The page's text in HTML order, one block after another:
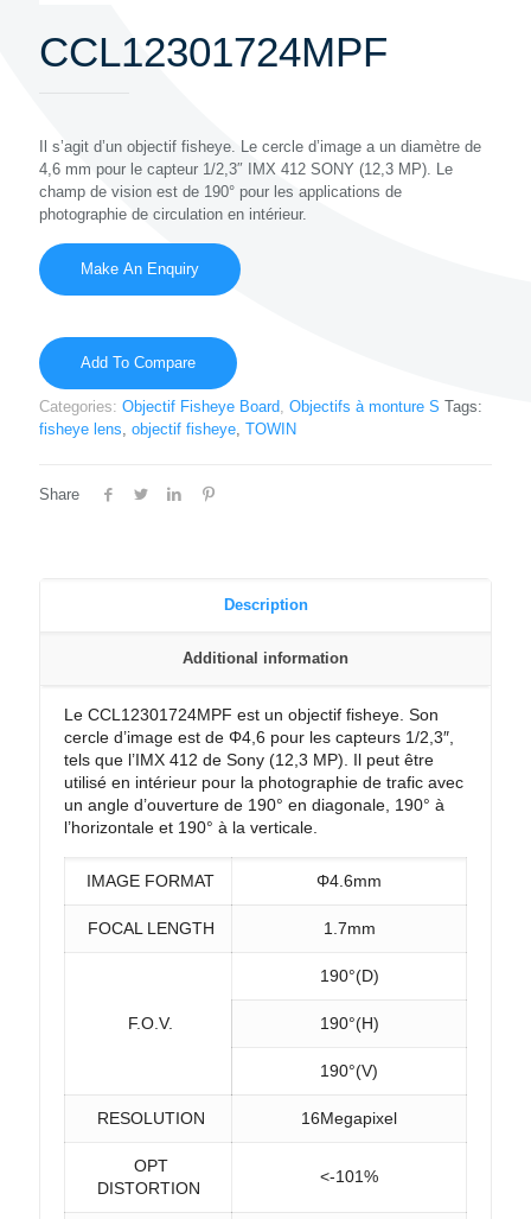
CCL12301724MPF
Il s’agit d’un objectif fisheye. Le cercle d’image a un diamètre de
4,6 mm pour le capteur 1/2,3″ IMX 412 SONY (12,3 MP). Le
champ de vision est de 190° pour les applications de
photographie de circulation en intérieur.
Add To Compare
Categories: Objectif Fisheye Board, Objectifs à monture S Tags:
fisheye lens, objectif fisheye, TOWIN
Share
Description
Additional information
Le CCL12301724MPF est un objectif fisheye. Son
cercle d’image est de Φ4,6 pour les capteurs 1/2,3″,
tels que l’IMX 412 de Sony (12,3 MP). Il peut être
utilisé en intérieur pour la photographie de trafic avec
un angle d’ouverture de 190° en diagonale, 190° à
l’horizontale et 190° à la verticale.
IMAGE FORMAT Φ4.6mm
FOCAL LENGTH 1.7mm
F.O.V.
190°(D)
190°(H)
190°(V)
RESOLUTION 16Megapixel
OPT
DISTORTION
<-101%